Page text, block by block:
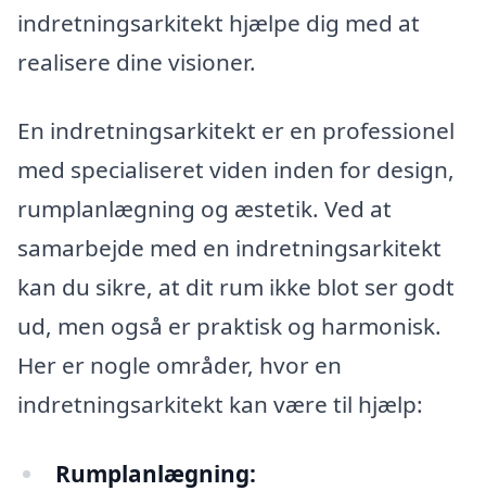
indretningsarkitekt hjælpe dig med at
realisere dine visioner.
En indretningsarkitekt er en professionel
med specialiseret viden inden for design,
rumplanlægning og æstetik. Ved at
samarbejde med en indretningsarkitekt
kan du sikre, at dit rum ikke blot ser godt
ud, men også er praktisk og harmonisk.
Her er nogle områder, hvor en
indretningsarkitekt kan være til hjælp:
Rumplanlægning: